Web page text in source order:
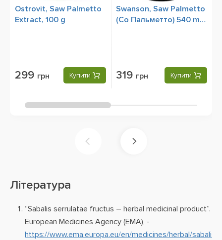
Ostrovit, Saw Palmetto
Extract, 100 g
299 грн Купити
Swanson, Saw Palmetto
(Со Пальметто) 540 mg,
319 грн Купити
Література
“Sabalis serrulatae fructus – herbal medicinal product”.
European Medicines Agency (EMA), -
https://www.ema.europa.eu/en/medicines/herbal/sabalis-